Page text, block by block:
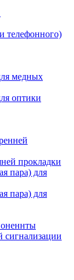
телефонного)
медных
оптики
прокладки
пара) для
пара) для
сигнализации